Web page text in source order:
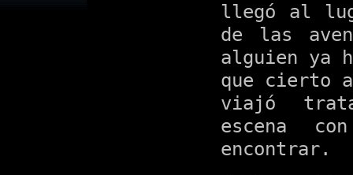
llegó al
de las
alguien ya
que cierto
viajó
escena
encontrar.